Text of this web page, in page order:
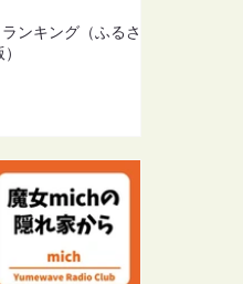
ンキング（ふるさと